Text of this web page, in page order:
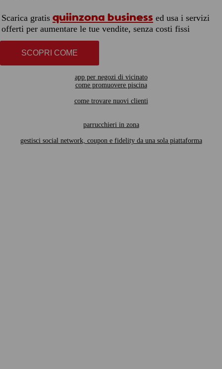
Scarica gratis quiinzona business ed usa i servizi
offerti per aumentare le tue vendite, senza costi fissi
SCOPRI COME
app per negozi di vicinato
come promuovere piscina
come trovare nuovi clienti
parrucchieri in zona
gestisci social network, coupon e fidelity da una sola piattaforma